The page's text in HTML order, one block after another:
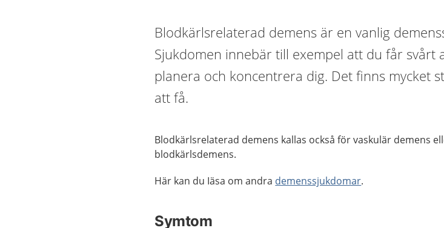
Blodkärlsrelaterad demens är en vanlig
Sjukdomen innebär till exempel att du får svårt
planera och koncentrera dig. Det finns mycket
att få.
Blodkärlsrelaterad demens kallas också för vaskulär demens
blodkärlsdemens.
Här kan du Iäsa om andra demenssjukdomar.
Symtom